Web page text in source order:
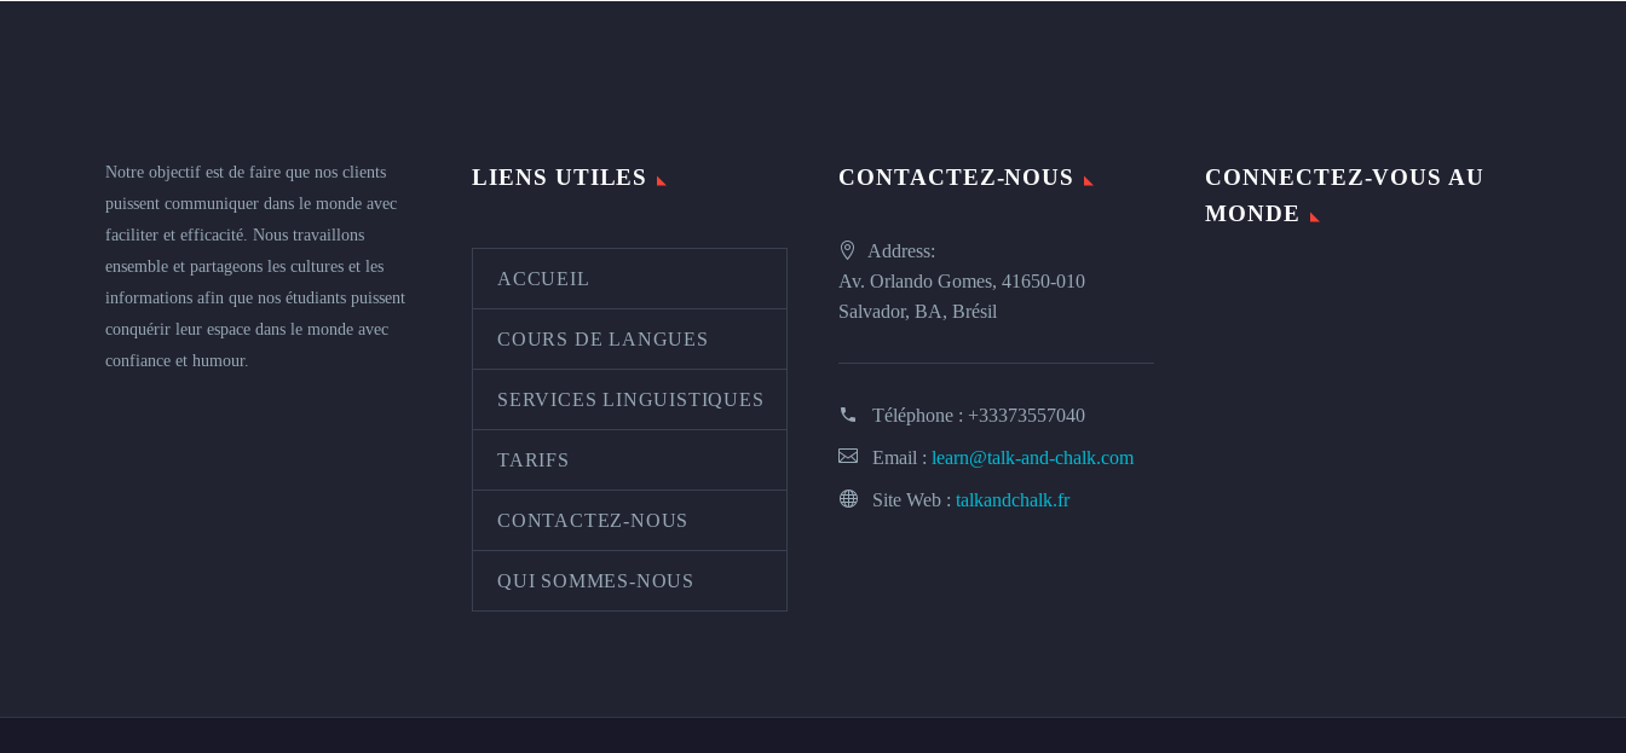
Notre objectif est de faire que nos clients
puissent communiquer dans le monde avec
faciliter et efficacité. Nous travaillons
ensemble et partageons les cultures et les
informations afin que nos étudiants puissent
conquérir leur espace dans le monde avec
confiance et humour.
LIENS UTILES
ACCUEIL
COURS DE LANGUES
SERVICES LINGUISTIQUES
TARIFS
CONTACTEZ-NOUS
QUI SOMMES-NOUS
CONTACTEZ-NOUS
Address:
Av. Orlando Gomes, 41650-010
Salvador, BA, Brésil
Téléphone : +33373557040
Email : learn@talk-and-chalk.com
Site Web : talkandchalk.fr
CONNECTEZ-VOUS AU
MONDE